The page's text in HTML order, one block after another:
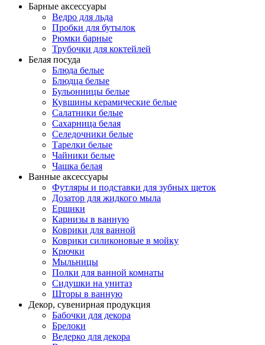
Барные аксессуары
Ведро для льда
Пробки для бутылок
Рюмки барные
Трубочки для коктейлей
Белая посуда
Блюда белые
Блюдца белые
Бульонницы белые
Кувшины керамические белые
Салатники белые
Сахарница белая
Селедочники белые
Тарелки белые
Чайники белые
Чашка белая
Ванные аксессуары
Футляры и подставки для зубных щеток
Дозатор для жидкого мыла
Ершики
Карнизы в ванную
Коврики для ванной
Коврики силиконовые в мойку
Крючки
Мыльницы
Полки для ванной комнаты
Сидушки на унитаз
Шторы в ванную
Декор, сувенирная продукция
Бабочки для декора
Брелоки
Ведерко для декора